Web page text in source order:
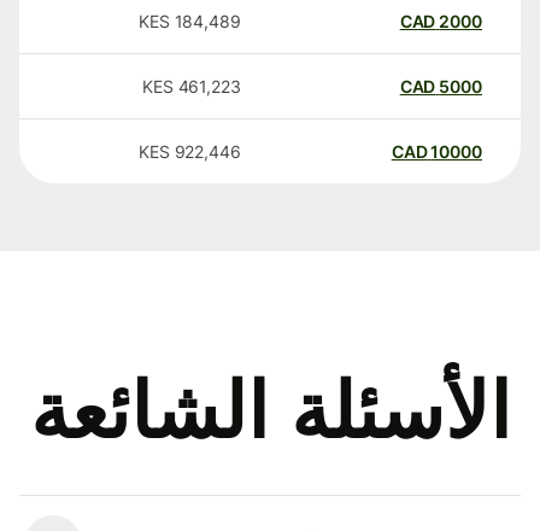
2000
CAD
184,489
KES
5000
CAD
461,223
KES
10000
CAD
922,446
KES
الأسئلة الشائعة